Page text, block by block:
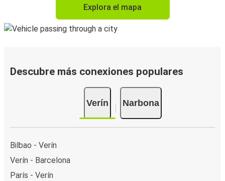
Explora el mapa
Descubre más conexiones populares
Verín Narbona
Bilbao - Verín
Verín - Barcelona
París - Verín